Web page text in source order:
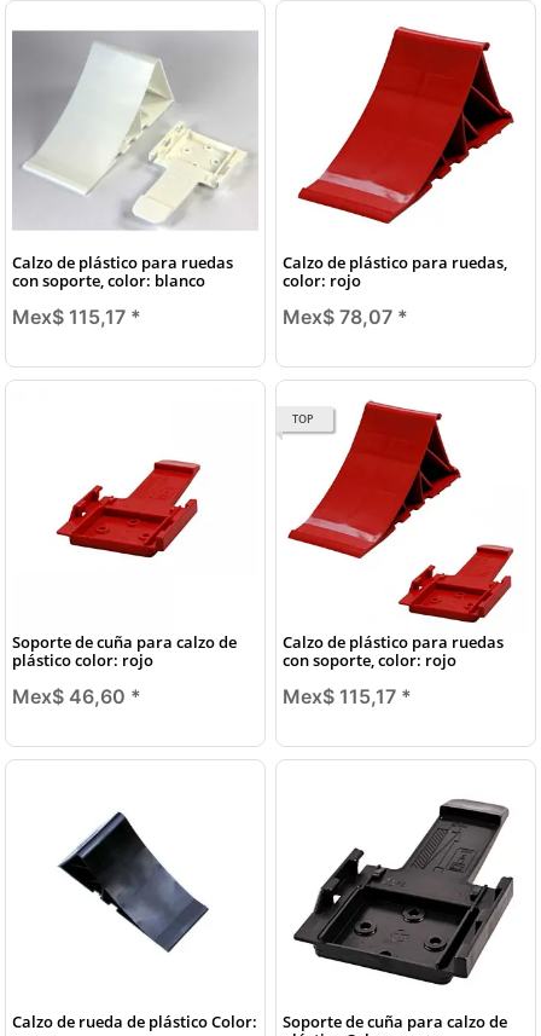
Calzo de plástico para ruedas
con soporte, color: blanco
Mex$ 115,17 *
Calzo de plástico para ruedas,
color: rojo
Mex$ 78,07 *
Soporte de cuña para calzo de
plástico color: rojo
Mex$ 46,60 *
TOP
Calzo de plástico para ruedas
con soporte, color: rojo
Mex$ 115,17 *
Calzo de rueda de plástico Color:
Soporte de cuña para calzo de